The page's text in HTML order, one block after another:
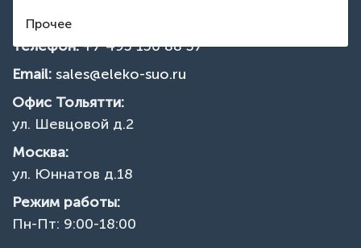
Прочее
Телефон: +7 495 150 88 37
Email: sales@eleko-suo.ru
Офис Тольятти:
ул. Шевцовой д.2
Москва:
ул. Юннатов д.18
Режим работы:
Пн-Пт: 9:00-18:00